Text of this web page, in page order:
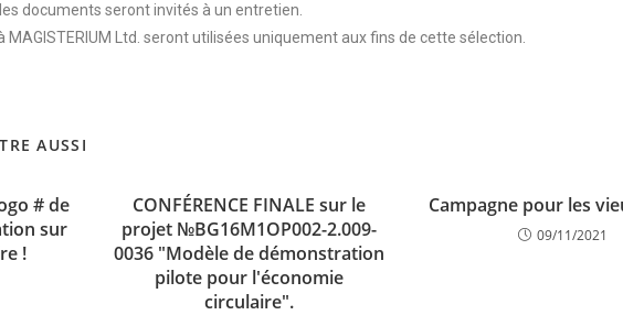
documents seront invités à un entretien.
Ltd. seront utilisées uniquement aux fins de cette sélection.
AUSSI
# de
sur
!
CONFÉRENCE FINALE sur le
projet №BG16M1OP002-2.009-
0036 "Modèle de démonstration
pilote pour l'économie
circulaire".
Campagne pour les
09/11/2021